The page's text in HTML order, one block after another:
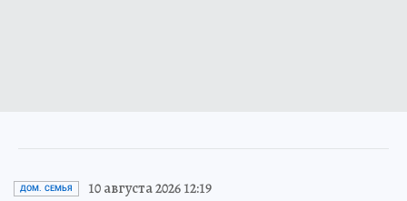
ДОМ. СЕМЬЯ 10 августа 2026 12:19